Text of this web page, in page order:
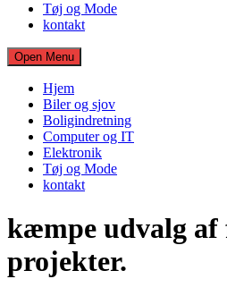
Tøj og Mode
kontakt
Open Menu
Hjem
Biler og sjov
Boligindretning
Computer og IT
Elektronik
Tøj og Mode
kontakt
kæmpe udvalg
projekter.